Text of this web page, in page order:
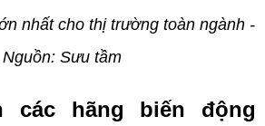
nhất cho thị trường toàn ngành -
Nguồn: Sưu tầm
các hãng biến động